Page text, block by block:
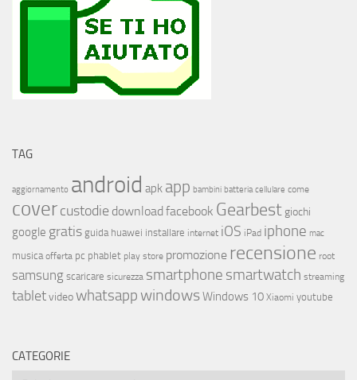
TAG
aggiornamento android apk app bambini batteria cellulare come
covercustodie download facebook Gearbest giochi
google gratis guida huawei installare internet iOS iPad iphone mac
musica offerta pc phablet play store promozione recensione root
samsungscaricare sicurezza smartphone smartwatch streaming
tabletvideowhatsappwindowsWindows 10 Xiaomi youtube
CATEGORIE